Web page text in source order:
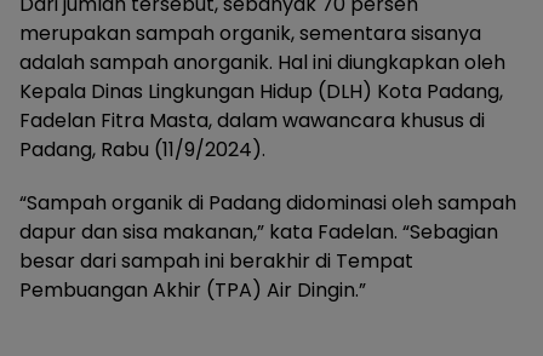
merupakan sampah organik, sementara sisanya
adalah sampah anorganik. Hal ini diungkapkan oleh
Kepala Dinas Lingkungan Hidup (DLH) Kota Padang,
Fadelan Fitra Masta, dalam wawancara khusus di
Padang, Rabu (11/9/2024).
“Sampah organik di Padang didominasi oleh sampah
dapur dan sisa makanan,” kata Fadelan. “Sebagian
besar dari sampah ini berakhir di Tempat
Pembuangan Akhir (TPA) Air Dingin.”